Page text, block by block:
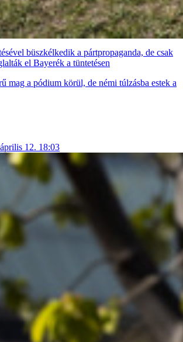
büszkélkedik a pártpropaganda, de csak
el Bayerék a tüntetésen
mag a pódium körül, de némi túlzásba estek a
12. 18:03